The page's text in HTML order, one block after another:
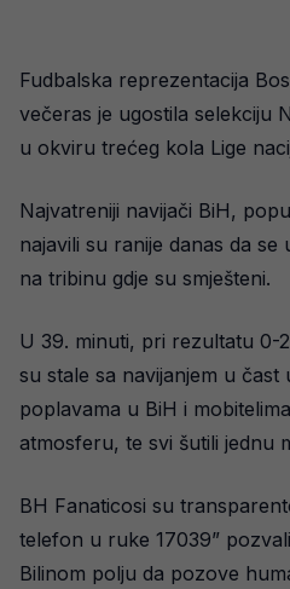
Fudbalska reprezentacija
večeras je ugostila selekciju
u okviru trećeg kola Lige
Najvatreniji navijači BiH,
najavili su ranije danas da se
na tribinu gdje su smješteni.
U 39. minuti, pri rezultatu 0-
su stale sa navijanjem u
poplavama u BiH i
atmosferu, te svi šutili jednu
BH Fanaticosi su
telefon u ruke 17039”
Bilinom polju da pozove